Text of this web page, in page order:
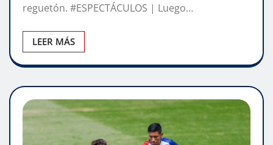
reguetón. #ESPECTÁCULOS | Luego…
LEER MÁS